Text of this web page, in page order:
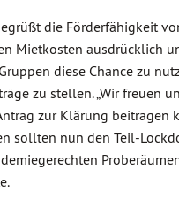
die Förderfähigkeit
Mietkosten ausdrücklich
diese Chance zu
zu stellen. „Wir freuen
zur Klärung beitragen
sollten nun den Teil-